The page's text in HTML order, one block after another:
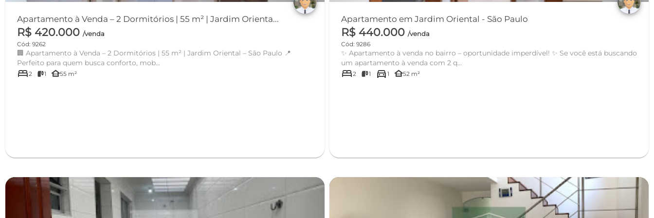
Apartamento à Venda – 2 Dormitórios | 55 m² | Jardim Orienta...
R$ 420.000 /venda
Cód: 9262
🏢 Apartamento à Venda – 2 Dormitórios | 55 m² | Jardim Oriental – São Paulo 📍
Perfeito para quem busca conforto, mob...
bed2 1 other_houses55 m²
Apartamento em Jardim Oriental - São Paulo
R$ 440.000/venda
Cód: 9286
✨ Apartamento à venda no bairro – oportunidade imperdível! ✨ Se você está buscando
um apartamento à venda com 2 q...
bed2 1 directions_car 1 other_houses52 m²